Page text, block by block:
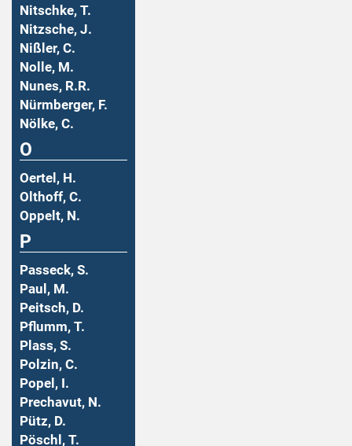
Nitschke, T.
Nitzsche, J.
Nißler, C.
Nolle, M.
Nunes, R.R.
Nürmberger, F.
Nölke, C.
O
Oertel, H.
Olthoff, C.
Oppelt, N.
P
Passeck, S.
Paul, M.
Peitsch, D.
Pflumm, T.
Plass, S.
Polzin, C.
Popel, I.
Prechavut, N.
Pütz, D.
Pöschl, T.